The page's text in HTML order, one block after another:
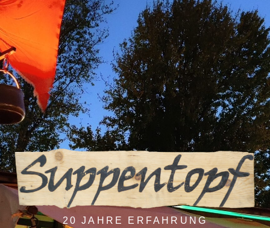
20 JAHRE ERFAHRUNG